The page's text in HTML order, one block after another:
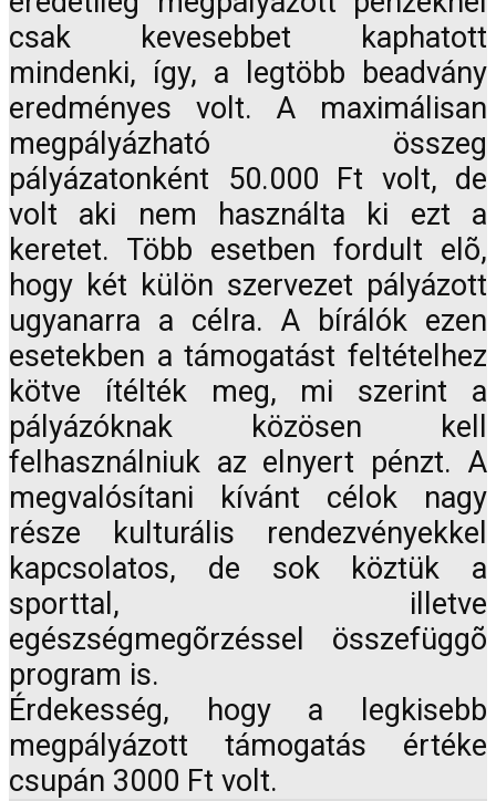
csak kevesebbet kaphatott
mindenki, így, a legtöbb beadvány
eredményes volt. A maximálisan
megpályázható összeg
pályázatonként 50.000 Ft volt, de
volt aki nem használta ki ezt a
keretet. Több esetben fordult elõ,
hogy két külön szervezet pályázott
ugyanarra a célra. A bírálók ezen
esetekben a támogatást feltételhez
kötve ítélték meg, mi szerint a
pályázóknak közösen kell
felhasználniuk az elnyert pénzt. A
megvalósítani kívánt célok nagy
része kulturális rendezvényekkel
kapcsolatos, de sok köztük a
sporttal, illetve
egészségmegõrzéssel összefüggõ
program is.
Érdekesség, hogy a legkisebb
megpályázott támogatás értéke
csupán 3000 Ft volt.